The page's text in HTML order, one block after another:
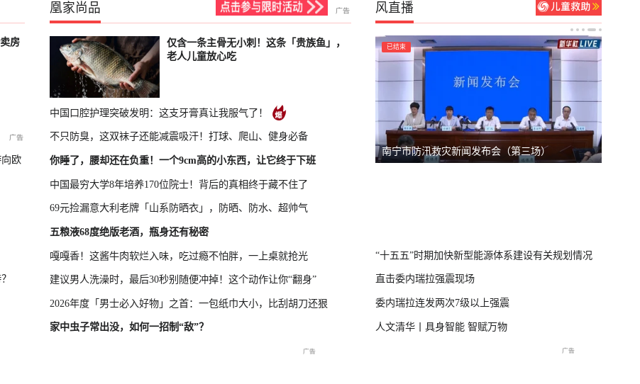
房
欧
凰家尚品
仅含一条主骨无小刺！这条「贵族鱼」，
老人儿童放心吃
中国口腔护理突破发明：这支牙膏真让我服气了！
不只防臭，这双袜子还能减震吸汗！打球、爬山、健身必备
你睡了，腰却还在负重！一个9cm高的小东西，让它终于下班
中国最穷大学8年培养170位院士！背后的真相终于藏不住了
69元捡漏意大利老牌「山系防晒衣」，防晒、防水、超帅气
五粮液68度绝版老酒，瓶身还有秘密
嘎嘎香！这酱牛肉软烂入味，吃过瘾不怕胖，一上桌就抢光
建议男人洗澡时，最后30秒别随便冲掉！这个动作让你“翻身”
2026年度「男士必入好物」之首：一包纸巾大小，比刮胡刀还狠
家中虫子常出没，如何一招制“敌”？
风直播
会
已结束 已结束
南宁市防汛救灾新闻发布会（第三场）
“十五五”时期加快新型能源体系建设有关规划情况
直击委内瑞拉强震现场
委内瑞拉连发两次7级以上强震
人文清华丨具身智能 智赋万物